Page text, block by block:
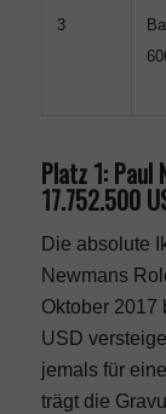
3
Platz 1: Paul
17.752.500
Die absolute
Newmans
Oktober 2017
USD
jemals für
trägt die